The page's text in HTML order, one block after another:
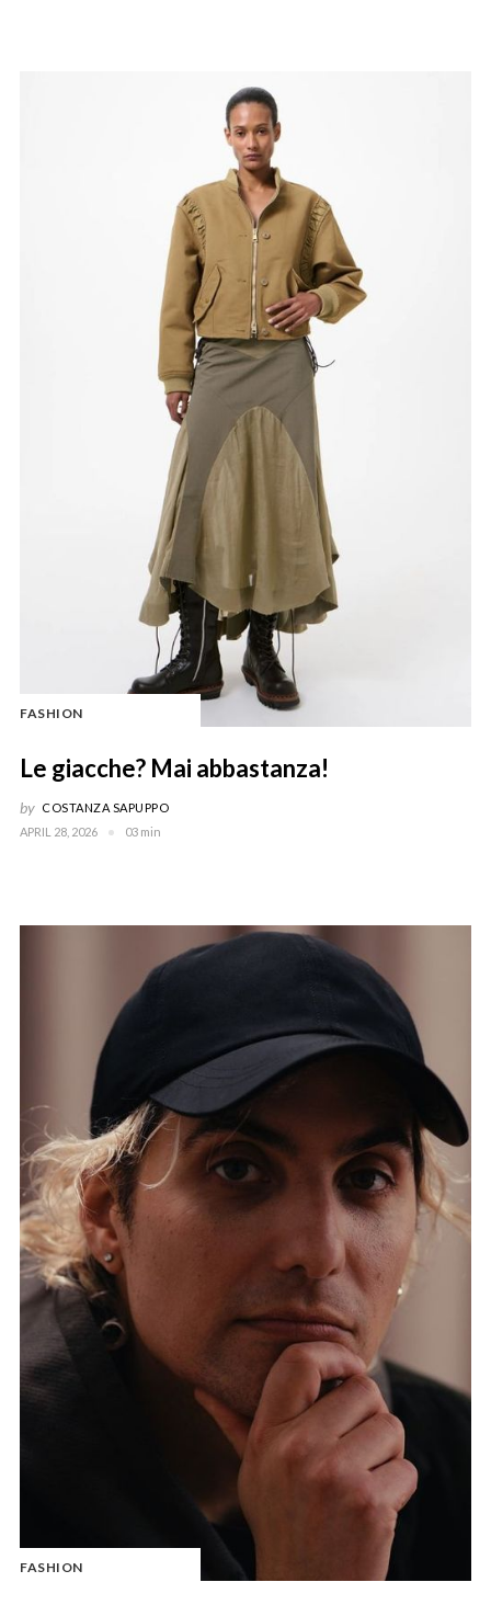
FASHION
Le giacche? Mai abbastanza!
by COSTANZA SAPUPPO
APRIL 28, 2026
03 min
FASHION